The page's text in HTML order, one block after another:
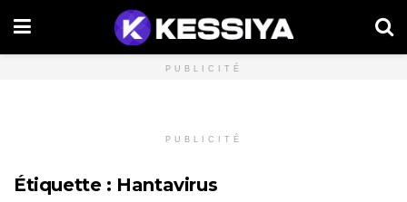
PUBLICITÉ
PUBLICITÉ
Étiquette : Hantavirus